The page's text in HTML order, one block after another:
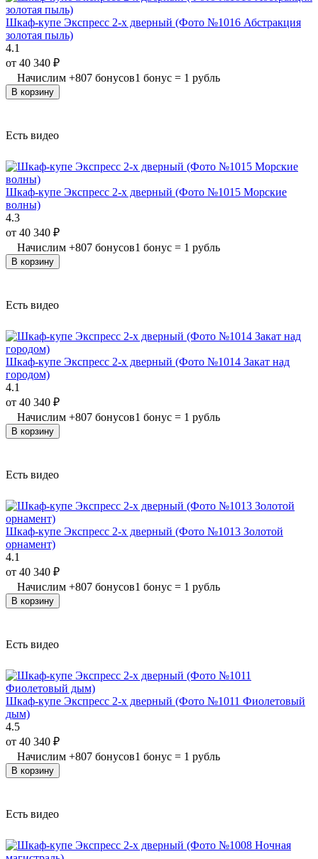
Шкаф-купе Экспресс 2-х дверный (Фото №1016 Абстракция
золотая пыль)
4.1
от 40 340 ₽
Начислим +807 бонусов1 бонус = 1 рубль
В корзину
Есть видео
Шкаф-купе Экспресс 2-х дверный (Фото №1015 Морские
волны)
4.3
от 40 340 ₽
Начислим +807 бонусов1 бонус = 1 рубль
В корзину
Есть видео
Шкаф-купе Экспресс 2-х дверный (Фото №1014 Закат над
городом)
4.1
от 40 340 ₽
Начислим +807 бонусов1 бонус = 1 рубль
В корзину
Есть видео
Шкаф-купе Экспресс 2-х дверный (Фото №1013 Золотой
орнамент)
4.1
от 40 340 ₽
Начислим +807 бонусов1 бонус = 1 рубль
В корзину
Есть видео
Шкаф-купе Экспресс 2-х дверный (Фото №1011 Фиолетовый
дым)
4.5
от 40 340 ₽
Начислим +807 бонусов1 бонус = 1 рубль
В корзину
Есть видео